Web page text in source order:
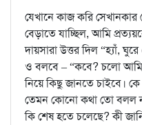
যেখানে কাজ করি
বেড়াতে যাচ্ছিল, আমি
দায়সারা উত্তর দিল “হ্যাঁ,
ও বলবে – “কবে? চলো
নিয়ে কিছু জানতে চাইবে।
তেমন কোনো কথা তো বলল
কি শেষ হতে চলেছে? কী